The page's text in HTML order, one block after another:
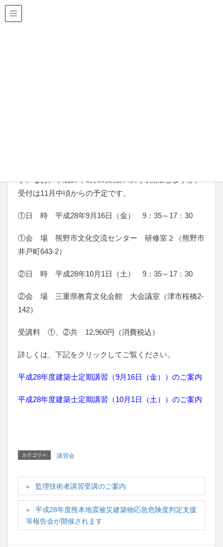
す。なお、平成29年1月13日に津市内で開催しますが、
受付は11月中頃からの予定です。
①日 時 平成28年9月16日（金） 9：35～17：30
①会 場 熊野市文化交流センター 研修室２（熊野市
井戸町643-2）
②日 時 平成28年10月1日（土） 9：35～17：30
②会 場 三重県教育文化会館 大会議室（津市桜橋2-
142）
受講料 ①、②共 12,960円（消費税込）
詳しくは、下記をクリックしてご覧ください。
平成28年度建築士定期講習（9月16日（金））のご案内
平成28年度建築士定期講習（10月1日（土））のご案内
カテゴリー 講習会
監理技術者講習受講のご案内
平成28年度熊本地震被災建築物応急危険度判定支援
等報告会が開催されます